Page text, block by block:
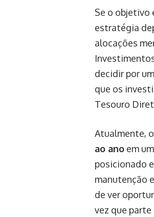
Se o objetivo
estratégia
alocações
decidir por
que os
Tesouro
Atualmente,
ao ano em
posicionado
manutenção
de ver
vez que